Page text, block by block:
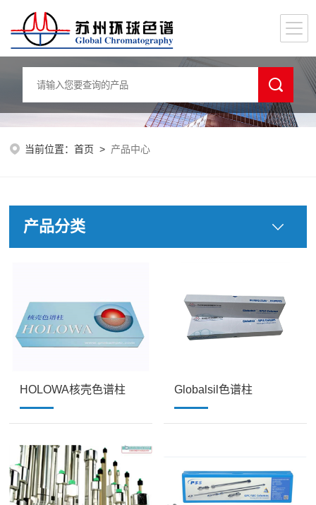
当前位置：首页 > 产品中心
产品分类
HOLOWA核壳色谱柱 Globalsil色谱柱